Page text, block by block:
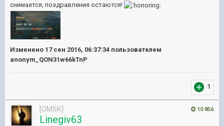
снимается, поздравления остаются!
Изменено 17 сен 2016, 06:37:34 пользователем
anonym_QON31w66kTnP
1
10 856
[OMSK]
Linegiv63